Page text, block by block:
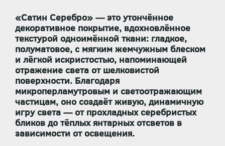
«Сатин Серебро» — это утончённое
декоративное покрытие, вдохновлённое
текстурой одноимённой ткани: гладкое,
полуматовое, с мягким жемчужным блеском
и лёгкой искристостью, напоминающей
отражение света от шелковистой
поверхности. Благодаря
микроперламутровым и светоотражающим
частицам, оно создаёт живую, динамичную
игру света — от прохладных серебристых
бликов до тёплых янтарных отсветов в
зависимости от освещения.